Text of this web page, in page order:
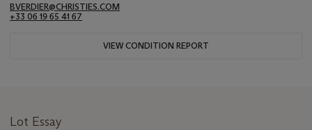
BVERDIER@CHRISTIES.COM
+33 06 19 65 41 67
VIEW CONDITION REPORT
Lot Essay